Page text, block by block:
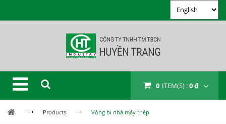
0 ITEM(S) :0 ₫
Products Vòng bi nhà máy thép